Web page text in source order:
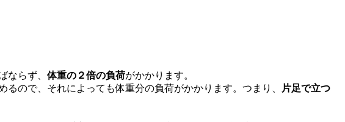
ならず、 体重の２倍の負荷がかかります。
ので、それによっても体重分の負荷がかかります。つまり、
片足で立つ